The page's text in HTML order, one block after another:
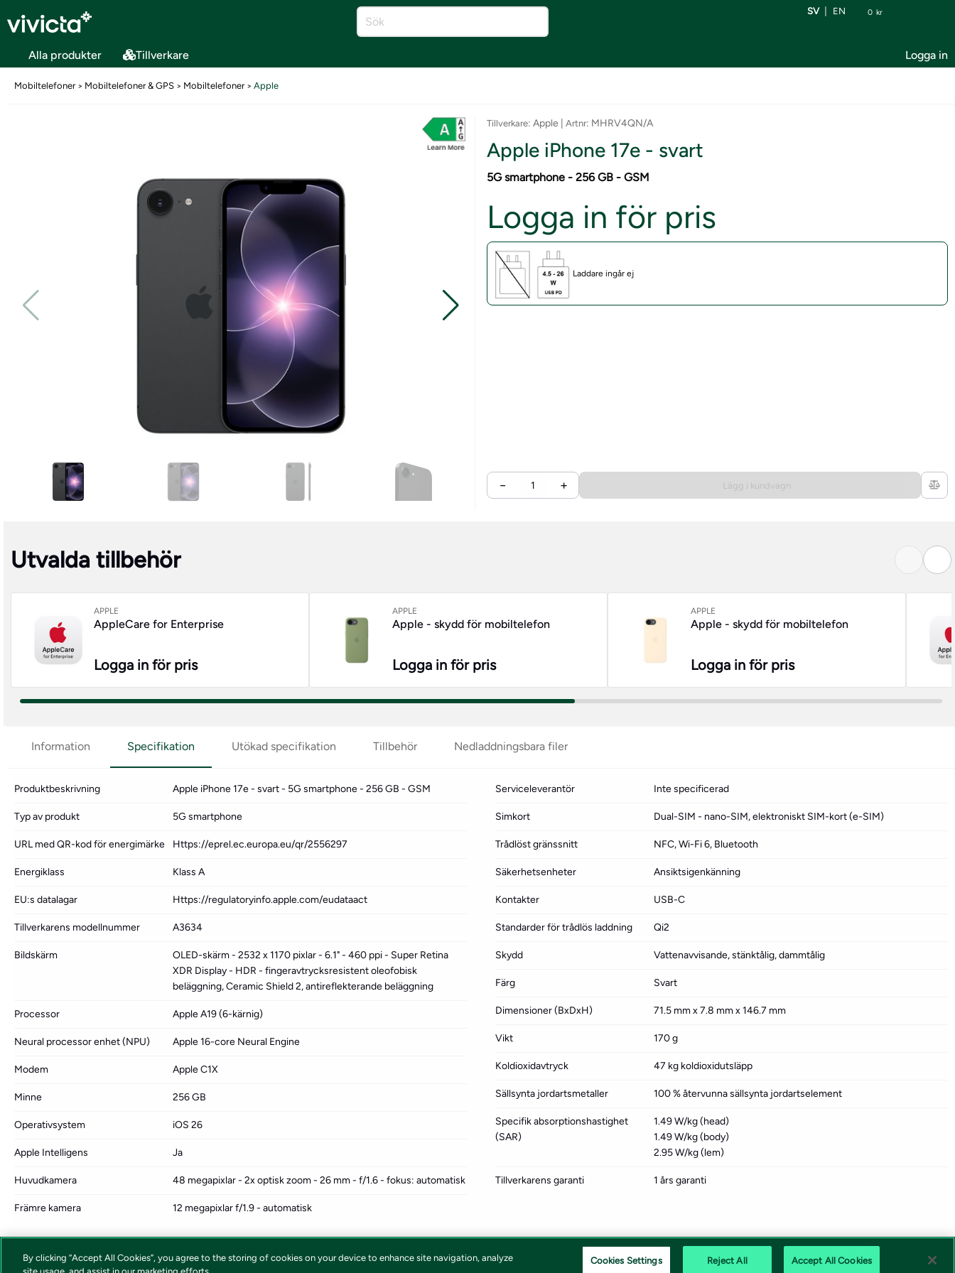
SV EN 0 kr
Alla produkter Tillverkare Logga in
Mobiltelefoner> Mobiltelefoner & GPS > Mobiltelefoner> Apple
Tillverkare: Apple | Artnr: MHRV4QN/A
Apple iPhone 17e - svart
5G smartphone - 256 GB - GSM
Logga in för pris
Laddare ingår ej
− + Lägg i kundvagn
Utvalda tillbehör
APPLE
AppleCare for Enterprise
Logga in för pris
APPLE
Apple - skydd för mobiltelefon
Logga in för pris
APPLE
Apple - skydd för mobiltelefon
Logga in för pris
Information Specifikation Utökad specifikation Tillbehör Nedladdningsbara filer
Produktbeskrivning Apple iPhone 17e - svart - 5G smartphone - 256 GB - GSM
Typ av produkt 5G smartphone
URL med QR-kod för energimärke Https://eprel.ec.europa.eu/qr/2556297
Energiklass Klass A
EU:s datalagar Https://regulatoryinfo.apple.com/eudataact
Tillverkarens modellnummer A3634
Bildskärm
OLED-skärm - 2532 x 1170 pixlar - 6.1" - 460 ppi - Super Retina
XDR Display - HDR - fingeravtrycksresistent oleofobisk
beläggning, Ceramic Shield 2, antireflekterande beläggning
Processor Apple A19 (6-kärnig)
Neural processor enhet (NPU) Apple 16-core Neural Engine
Modem Apple C1X
Minne 256 GB
Operativsystem iOS 26
Apple Intelligens Ja
Huvudkamera 48 megapixlar - 2x optisk zoom - 26 mm - f/1.6 - fokus: automatisk
Främre kamera 12 megapixlar f/1.9 - automatisk
Serviceleverantör Inte specificerad
Simkort Dual-SIM - nano-SIM, elektroniskt SIM-kort (e-SIM)
Trådlöst gränssnitt NFC, Wi-Fi 6, Bluetooth
Säkerhetsenheter Ansiktsigenkänning
Kontakter USB-C
Standarder för trådlös laddning Qi2
Skydd Vattenavvisande, stänktålig, dammtålig
Färg Svart
Dimensioner (BxDxH) 71.5 mm x 7.8 mm x 146.7 mm
Vikt 170 g
Koldioxidavtryck 47 kg koldioxidutsläpp
Sällsynta jordartsmetaller 100 % återvunna sällsynta jordartselement
Specifik absorptionshastighet
(SAR)
1.49 W/kg (head)
1.49 W/kg (body)
2.95 W/kg (lem)
Tillverkarens garanti 1 års garanti
Vivicta | 171 79 Solna |shop@vivicta.com
By clicking “Accept All Cookies”, you agree to the storing of cookies on your device to enhance site navigation, analyze
Cookies Settings Reject All Accept All Cookies